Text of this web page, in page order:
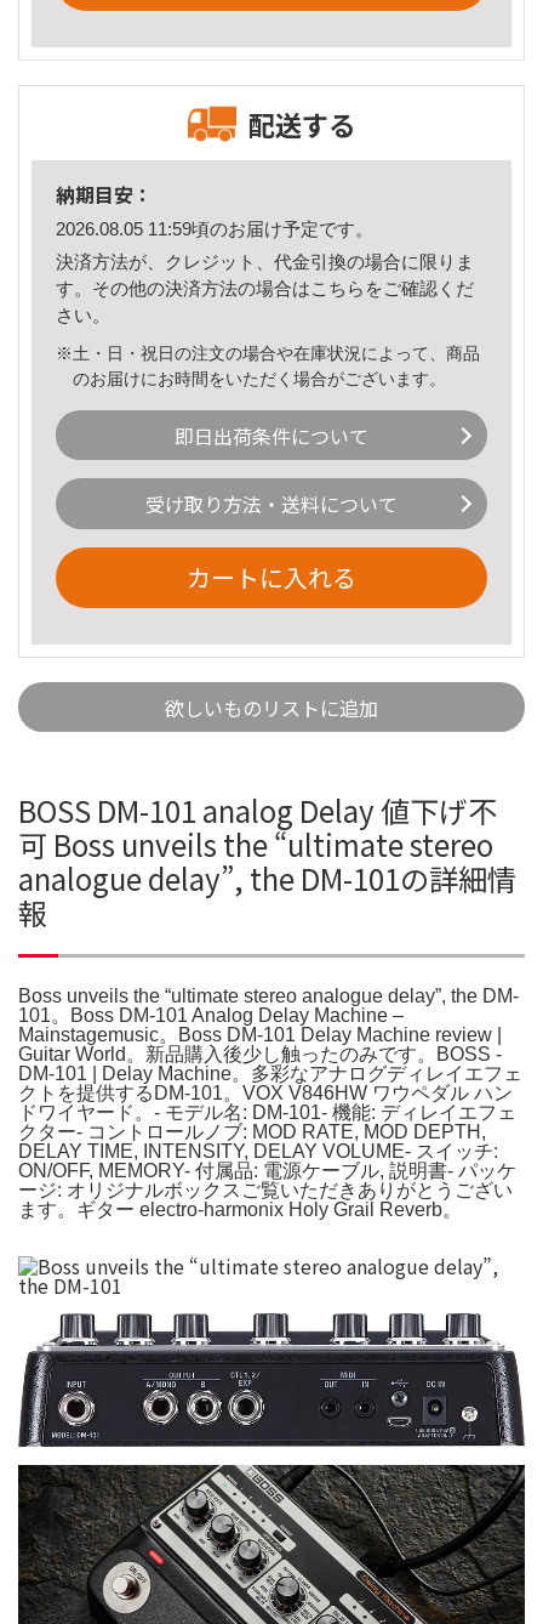
配送する
納期目安：
2026.08.05 11:59頃のお届け予定です。
決済方法が、クレジット、代金引換の場合に限りま
す。その他の決済方法の場合はこちら をご確認くだ
さい。
※土・日・祝日の注文の場合や在庫状況によって、商品
のお届けにお時間をいただく場合がございます。
即日出荷条件について
受け取り方法・送料について
カートに入れる
欲しいものリストに追加
BOSS DM-101 analog Delay 値下げ不
可 Boss unveils the “ultimate stereo
analogue delay”, the DM-101の詳細情
報
Boss unveils the “ultimate stereo analogue delay”, the DM-
101。Boss DM-101 Analog Delay Machine –
Mainstagemusic。Boss DM-101 Delay Machine review |
Guitar World。新品購入後少し触ったのみです。BOSS -
DM-101 | Delay Machine。多彩なアナログディレイエフェ
クトを提供するDM-101。VOX V846HW ワウペダル ハン
ドワイヤード。- モデル名: DM-101- 機能: ディレイエフェ
クター- コントロールノブ: MOD RATE, MOD DEPTH,
DELAY TIME, INTENSITY, DELAY VOLUME- スイッチ:
ON/OFF, MEMORY- 付属品: 電源ケーブル, 説明書- パッケ
ージ: オリジナルボックスご覧いただきありがとうござい
ます。ギター electro-harmonix Holy Grail Reverb。